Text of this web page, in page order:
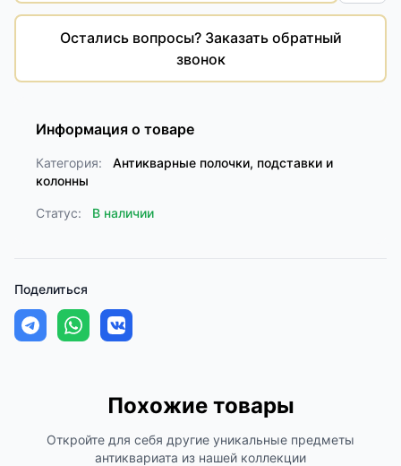
Остались вопросы? Заказать обратный
звонок
Информация о товаре
Категория:
Антикварные полочки, подставки и
колонны
Статус: В наличии
Поделиться
Похожие товары
Откройте для себя другие уникальные предметы
антиквариата из нашей коллекции